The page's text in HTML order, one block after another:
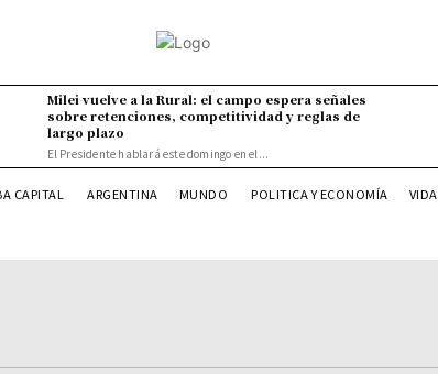
Milei vuelve a la Rural: el campo espera señales
sobre retenciones, competitividad y reglas de
largo plazo
El Presidente hablará este domingo en el...
CAPITAL ARGENTINA MUNDO POLITICA Y ECONOMÍA VIDA